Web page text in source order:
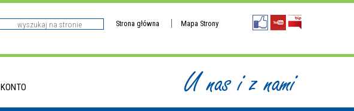
Strona główna Mapa Strony
U nas i z nami